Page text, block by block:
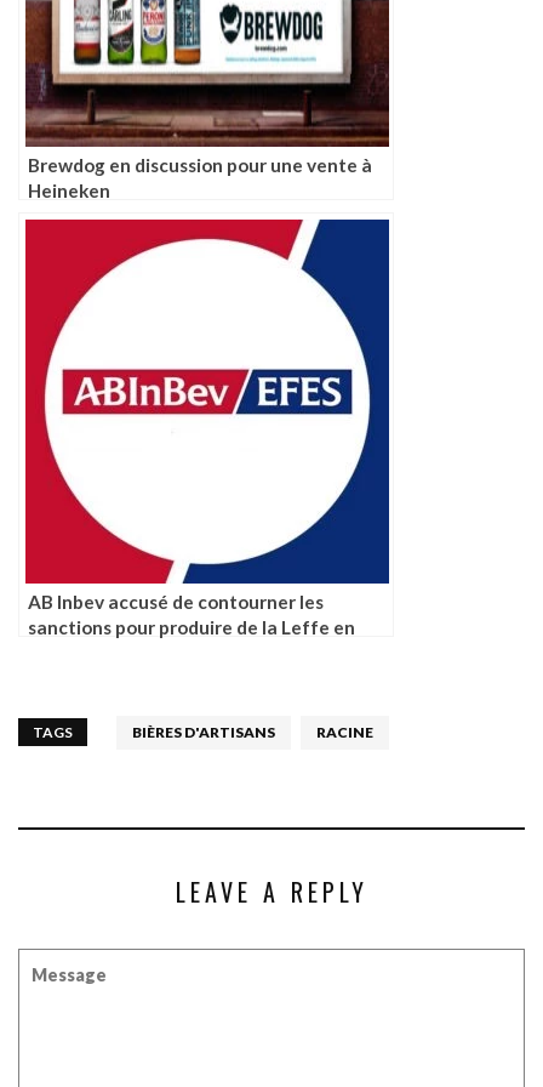
Brewdog en discussion pour une vente à
Heineken
AB Inbev accusé de contourner les
sanctions pour produire de la Leffe en
TAGS BIÈRES D'ARTISANS RACINE
LEAVE A REPLY